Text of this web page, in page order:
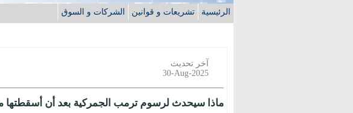
الرئيسية تشريعات و قوانين الشركات و السوق
آخر تحديث
30-Aug-2025
ماذا سيحدث لرسوم ترمب الجمركية بعد أن أسقطتها